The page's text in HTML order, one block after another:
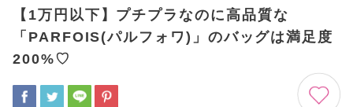
【1万円以下】プチプラなのに高品質な
「PARFOIS(パルフォワ)」のバッグは満足度
200%♡